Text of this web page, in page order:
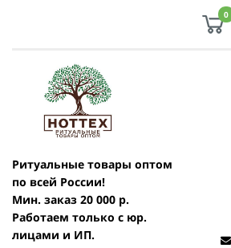
0
Ритуальные товары оптом
по всей России!
Мин. заказ 20 000 р.
Работаем только с юр.
лицами и ИП.